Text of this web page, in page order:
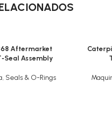
Aftermarket
Seal Assembly
, Seals & O-Rings